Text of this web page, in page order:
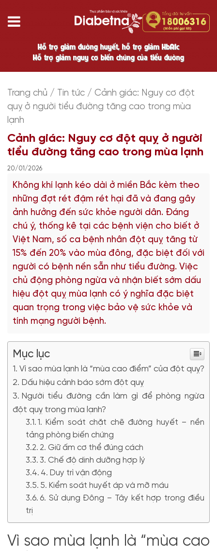
Hỗ trợ giảm đường huyết, hỗ trợ giảm HbA1c
Hỗ trợ giảm nguy cơ biến chứng của tiểu đường
Trang chủ / Tin tức / Cảnh giác: Nguy cơ đột
quỵ ở người tiểu đường tăng cao trong mùa
lạnh
Cảnh giác: Nguy cơ đột quỵ ở người
tiểu đường tăng cao trong mùa lạnh
20/01/2026
Không khí lạnh kéo dài ở miền Bắc kèm theo
những đợt rét đậm rét hại đã và đang gây
ảnh hưởng đến sức khỏe người dân. Đáng
chú ý, thống kê tại các bệnh viện cho biết ở
Việt Nam, số ca bệnh nhân đột quỵ tăng từ
15% đến 20% vào mùa đông, đặc biệt đối với
người có bệnh nền sẵn như tiểu đường. Việc
chủ động phòng ngừa và nhận biết sớm dấu
hiệu đột quỵ mùa lạnh có ý nghĩa đặc biệt
quan trọng trong việc bảo vệ sức khỏe và
tính mạng người bệnh.
Mục lục
Vì sao mùa lạnh là “mùa cao điểm” của đột quỵ?
Dấu hiệu cảnh báo sớm đột quỵ
Người tiểu đường cần làm gì để phòng ngừa
đột quỵ trong mùa lạnh?
1. Kiểm soát chặt chẽ đường huyết – nền
tảng phòng biến chứng
2. Giữ ấm cơ thể đúng cách
3. Chế độ dinh dưỡng hợp lý
4. Duy trì vận động
5. Kiểm soát huyết áp và mỡ máu
6. Sử dụng Đông – Tây kết hợp trong điều
trị
Vì sao mùa lạnh là “mùa cao